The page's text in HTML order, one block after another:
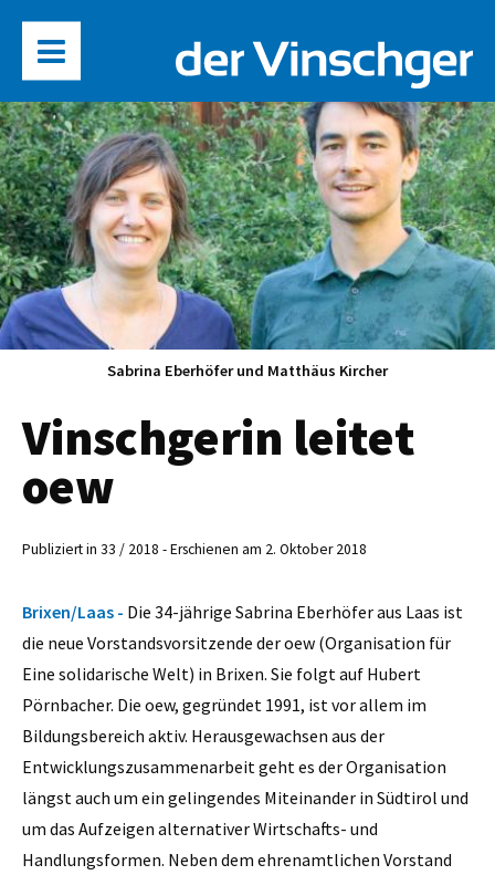
Sabrina Eberhöfer und Matthäus Kircher
Vinschgerin leitet
oew
Publiziert in 33 / 2018 - Erschienen am 2. Oktober 2018
Brixen/Laas - Die 34-jährige Sabrina Eberhöfer aus Laas ist
die neue Vorstandsvorsitzende der oew (Organisation für
Eine solidarische Welt) in Brixen. Sie folgt auf Hubert
Pörnbacher. Die oew, gegründet 1991, ist vor allem im
Bildungsbereich aktiv. Herausgewachsen aus der
Entwicklungszusammenarbeit geht es der Organisation
längst auch um ein gelingendes Miteinander in Südtirol und
um das Aufzeigen alternativer Wirtschafts- und
Handlungsformen. Neben dem ehrenamtlichen Vorstand